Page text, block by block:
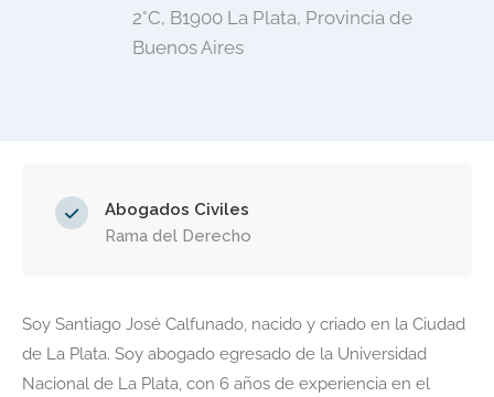
2°C, B1900 La Plata, Provincia de
Buenos Aires
Abogados Civiles
Rama del Derecho
Soy Santiago José Calfunado, nacido y criado en la Ciudad
de La Plata. Soy abogado egresado de la Universidad
Nacional de La Plata, con 6 años de experiencia en el